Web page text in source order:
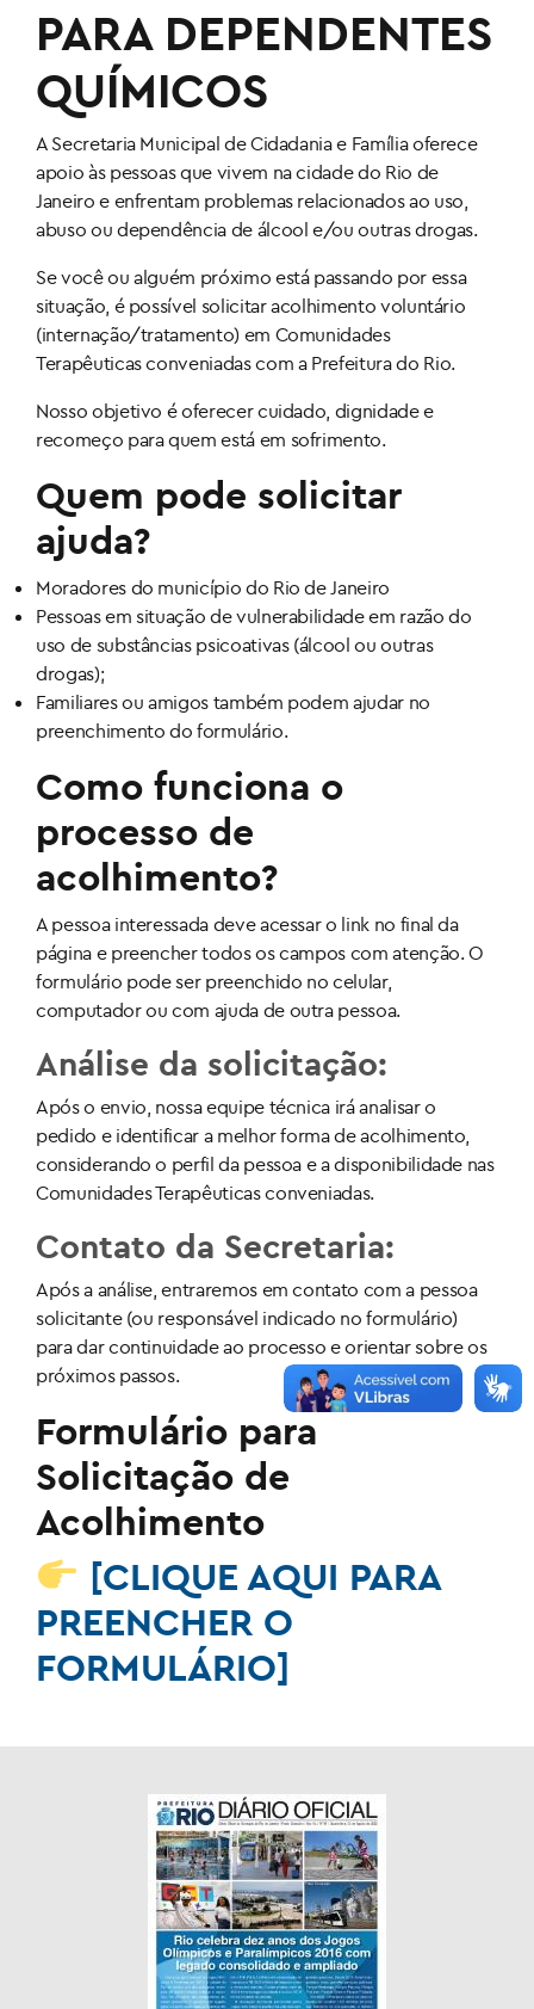
PARA DEPENDENTES
QUÍMICOS
A Secretaria Municipal de Cidadania e Família oferece
apoio às pessoas que vivem na cidade do Rio de
Janeiro e enfrentam problemas relacionados ao uso,
abuso ou dependência de álcool e/ou outras drogas.
Se você ou alguém próximo está passando por essa
situação, é possível solicitar acolhimento voluntário
(internação/tratamento) em Comunidades
Terapêuticas conveniadas com a Prefeitura do Rio.
Nosso objetivo é oferecer cuidado, dignidade e
recomeço para quem está em sofrimento.
Quem pode solicitar
ajuda?
Moradores do município do Rio de Janeiro
Pessoas em situação de vulnerabilidade em razão do
uso de substâncias psicoativas (álcool ou outras
drogas);
Familiares ou amigos também podem ajudar no
preenchimento do formulário.
Como funciona o
processo de
acolhimento?
A pessoa interessada deve acessar o link no final da
página e preencher todos os campos com atenção. O
formulário pode ser preenchido no celular,
computador ou com ajuda de outra pessoa.
Análise da solicitação:
Após o envio, nossa equipe técnica irá analisar o
pedido e identificar a melhor forma de acolhimento,
considerando o perfil da pessoa e a disponibilidade nas
Comunidades Terapêuticas conveniadas.
Contato da Secretaria:
Após a análise, entraremos em contato com a pessoa
solicitante (ou responsável indicado no formulário)
para dar continuidade ao processo e orientar sobre os
próximos passos.
Formulário para
Solicitação de
Acolhimento
[CLIQUE AQUI PARA
PREENCHER O
FORMULÁRIO]